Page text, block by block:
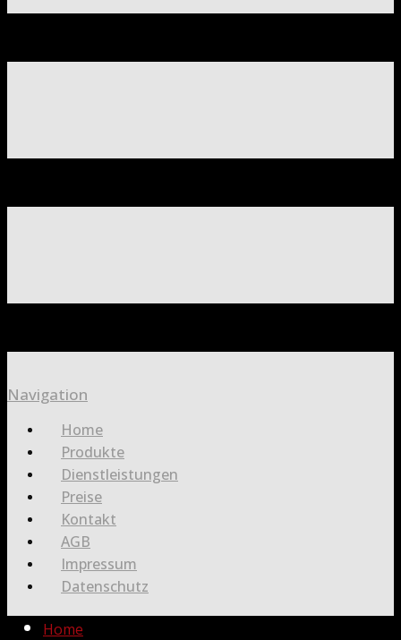
Navigation
Home
Produkte
Dienstleistungen
Preise
Kontakt
AGB
Impressum
Datenschutz
Home